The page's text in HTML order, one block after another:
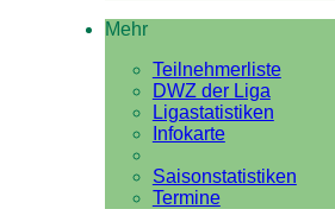
Mehr
Teilnehmerliste
DWZ der Liga
Ligastatistiken
Infokarte
Saisonstatistiken
Termine